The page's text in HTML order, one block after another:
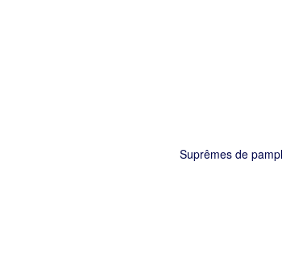
Suprêmes de